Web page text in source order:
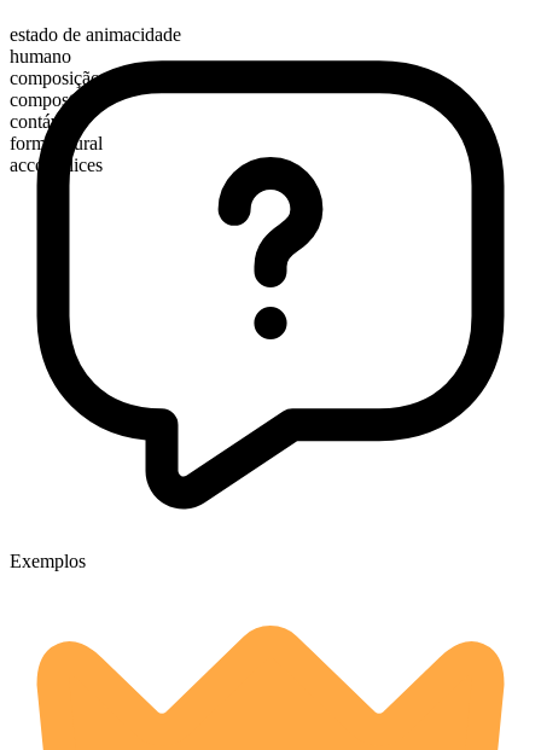
estado de animacidade
humano
composição morfológica
composto
contável
forma plural
accomplices
Exemplos